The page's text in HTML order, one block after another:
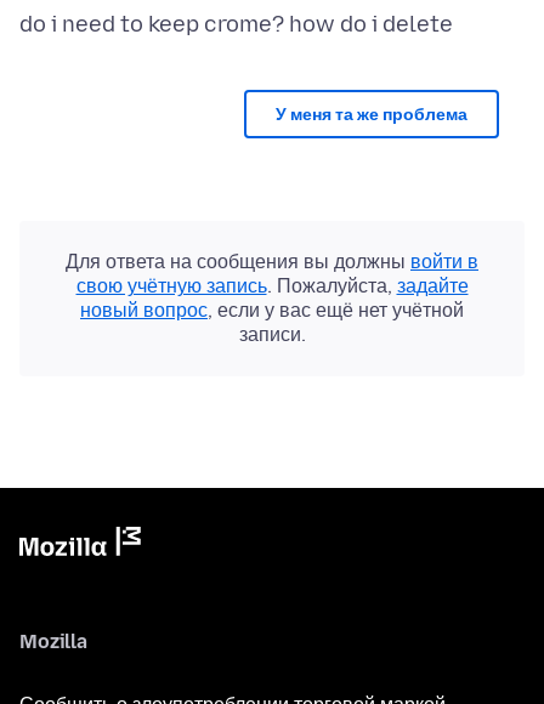
У меня та же проблема
Для ответа на сообщения вы должны войти в
свою учётную запись. Пожалуйста, задайте
новый вопрос, если у вас ещё нет учётной
записи.
Mozilla